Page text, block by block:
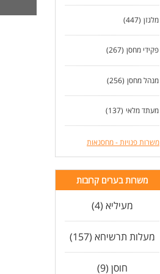
מלגזן (447)
פקידי מחסן (267)
מנהל מחסן (256)
מעתד מלאי (137)
משרות פנויות - מחסנאות
משרות בערים קרובות
מעיליא (4)
מעלות תרשיחא (157)
חוסן (9)